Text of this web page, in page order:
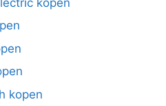
kopen